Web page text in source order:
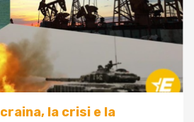
la crisi e la